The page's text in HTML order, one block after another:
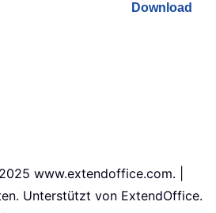
Download
www.extendoffice.com. |
Unterstützt von ExtendOffice.